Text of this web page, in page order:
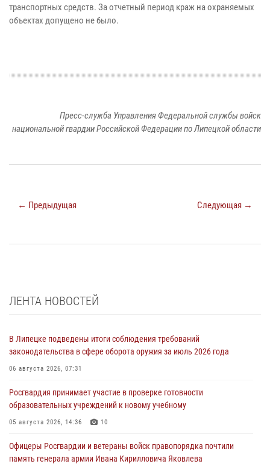
транспортных средств. За отчетный период краж на охраняемых
объектах допущено не было.
Пресс-служба Управления Федеральной службы войск
национальной гвардии Российской Федерации по Липецкой области
← Предыдущая Следующая →
ЛЕНТА НОВОСТЕЙ
В Липецке подведены итоги соблюдения требований
законодательства в сфере оборота оружия за июль 2026 года
06 августа 2026, 07:31
Росгвардия принимает участие в проверке готовности
образовательных учреждений к новому учебному
05 августа 2026, 14:36 10
Офицеры Росгвардии и ветераны войск правопорядка почтили
память генерала армии Ивана Кирилловича Яковлева